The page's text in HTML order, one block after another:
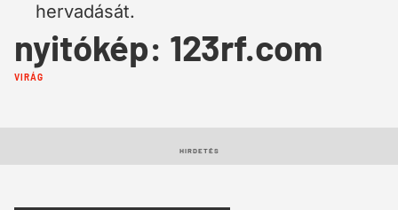
hervadását.
nyitókép: 123rf.com
Cimkék:
VIRÁG
HIRDETÉS